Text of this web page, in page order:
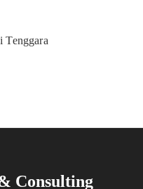
Tenggara
Consulting